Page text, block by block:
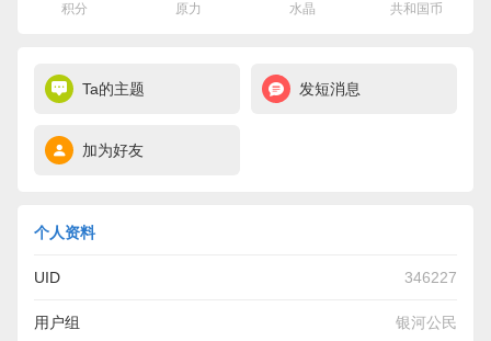
积分 原力 水晶 共和国币
Ta的主题 发短消息
加为好友
个人资料
UID 346227
用户组 银河公民